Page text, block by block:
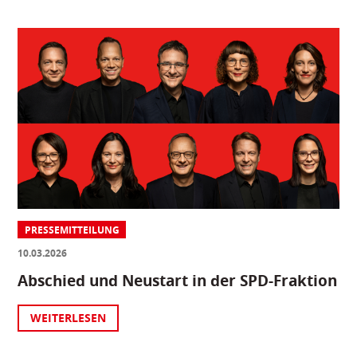
PRESSEMITTEILUNG
10.03.2026
Abschied und Neustart in der SPD-Fraktion
WEITERLESEN